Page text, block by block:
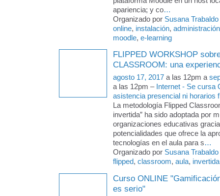
apariencia; y co…
Organizado por Susana Trabaldo
online, instalación, administración
moodle, e-learning
FLIPPED WORKSHOP
CLASSROOM: una
agosto 17, 2017 a las 12pm a
a las 12pm – Internet - Se cursa
asistencia presencial ni horarios
La metodología Flipped
invertida” ha sido adoptada por
organizaciones educativas
potencialidades que ofrece la
tecnologías en el aula para s…
Organizado por Susana Trabaldo
flipped, classroom, aula, invertida
Curso ONLINE
es serio"